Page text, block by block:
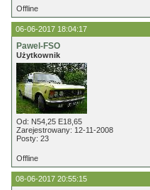
Offline
06-06-2017 18:04:17
Pawel-FSO
Użytkownik
Od: N54,25 E18,65
Zarejestrowany: 12-11-2008
Posty: 23
Offline
08-06-2017 20:55:15